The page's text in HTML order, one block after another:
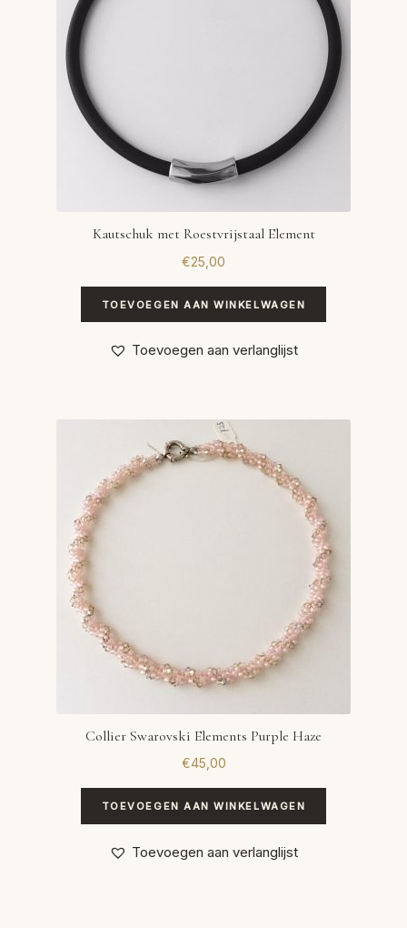
Kautschuk met Roestvrijstaal Element
€25,00
TOEVOEGEN AAN WINKELWAGEN
Toevoegen aan verlanglijst
Collier Swarovski Elements Purple Haze
€45,00
TOEVOEGEN AAN WINKELWAGEN
Toevoegen aan verlanglijst